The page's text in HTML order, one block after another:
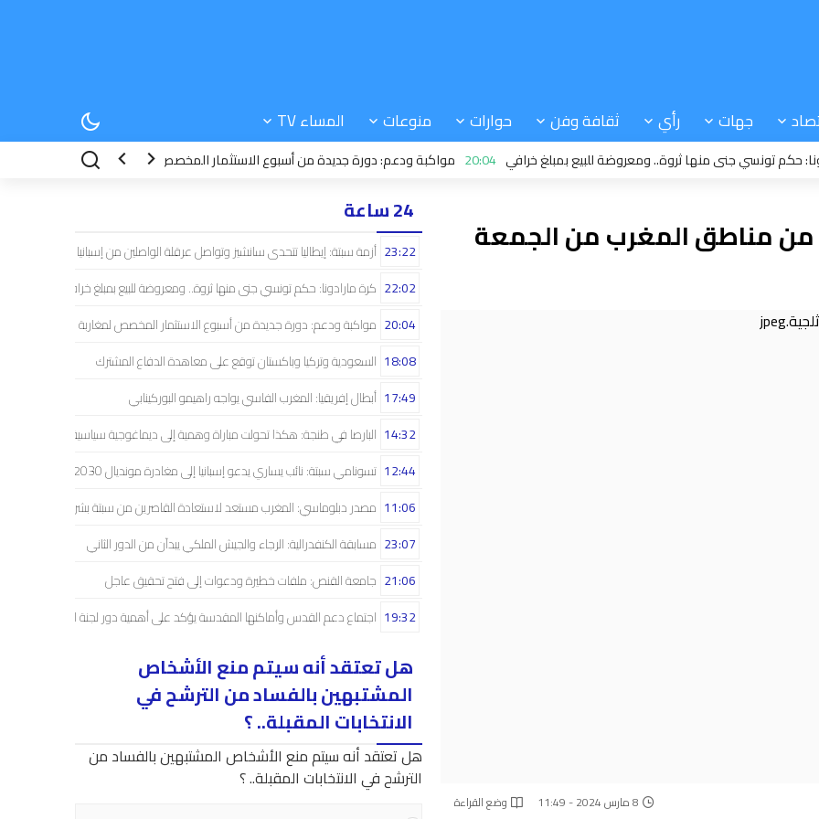
جهات رأي ثقافة وفن حوارات منوعات المساء TV
تونسي جنى منها ثروة.. ومعروضة للبيع بمبلغ خرافي 20:04 مواكبة ودعم: دورة جديدة من أسبوع الاستثمار المخصص لمغاربة العالم 18:08
من مناطق المغرب من الجمعة
8 مارس 2024 - 11:49 وضع القراءة
24 ساعة
أزمة سبتة: إيطاليا تتحدى سانشيز وتواصل عرقلة الواصلين من إسبانيا 23:22
كرة مارادونا: حكم تونسي جنى منها ثروة.. ومعروضة للبيع بمبلغ خرافي 22:02
مواكبة ودعم: دورة جديدة من أسبوع الاستثمار المخصص لمغاربة العالم 20:04
السعودية وتركيا وباكستان توقع على معاهدة الدفاع المشترك 18:08
أبطال إفريقيا: المغرب الفاسي يواجه راهيمو البوركينابي 17:49
البارصا في طنجة: هكذا تحولت مباراة وهمية إلى ديماغوجية سياسية..! 14:32
تسونامي سبتة: نائب يساري يدعو إسبانيا إلى مغادرة مونديال 2030 12:44
مصدر دبلوماسي: المغرب مستعد لاستعادة القاصرين من سبتة بشراكة إسبانية 11:06
مسابقة الكنفدرالية: الرجاء والجيش الملكي يبدآن من الدور الثاني 23:07
جامعة القنص: ملفات خطيرة ودعوات إلى فتح تحقيق عاجل 21:06
اجتماع دعم القدس وأماكنها المقدسة يؤكد على أهمية دور لجنة القدس 19:32
هل تعتقد أنه سيتم منع الأشخاص
المشتبهين بالفساد من الترشح في
الانتخابات المقبلة.. ؟
هل تعتقد أنه سيتم منع الأشخاص المشتبهين بالفساد من
الترشح في الانتخابات المقبلة.. ؟